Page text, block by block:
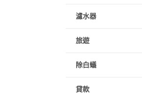
濾水器
旅遊
除白蟻
貸款